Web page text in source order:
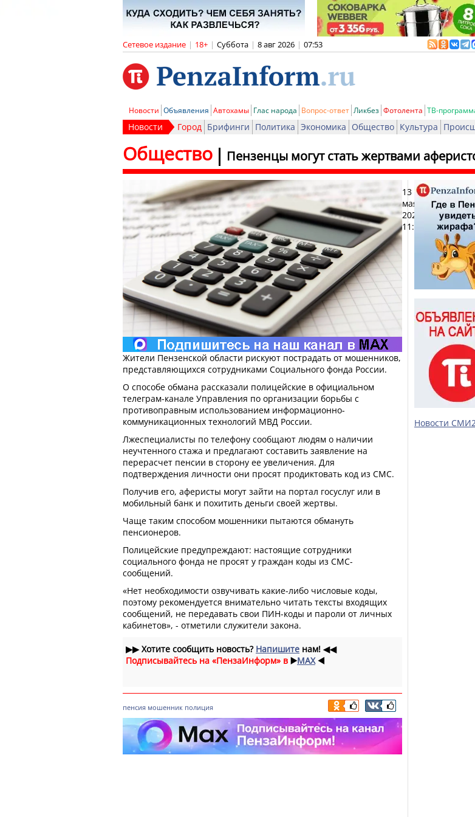
Сетевое издание | 18+ | Суббота | 8 авг 2026 | 07:53
Новости Объявления Автохамы Глас народа Вопрос-ответ Ликбез Фотолента ТВ-
Новости Город Брифинги Политика Экономика Общество Культура
Пензенцы могут стать жертвами
Общество
13
мая
2024,
11:42
Жители Пензенской области рискуют пострадать от мошенников,
представляющихся сотрудниками Социального фонда России.
О способе обмана рассказали полицейские в официальном
телеграм-канале Управления по организации борьбы с
противоправным использованием информационно-
коммуникационных технологий МВД России.
Лжеспециалисты по телефону сообщают людям о наличии
неучтенного стажа и предлагают составить заявление на
перерасчет пенсии в сторону ее увеличения. Для
подтверждения личности они просят продиктовать код из СМС.
Получив его, аферисты могут зайти на портал госуслуг или в
мобильный банк и похитить деньги своей жертвы.
Чаще таким способом мошенники пытаются обмануть
пенсионеров.
Полицейские предупреждают: настоящие сотрудники
социального фонда не просят у граждан коды из СМС-
сообщений.
«Нет необходимости озвучивать какие-либо числовые коды,
поэтому рекомендуется внимательно читать тексты входящих
сообщений, не передавать свои ПИН-коды и пароли от личных
кабинетов», - отметили служители закона.
▶▶Хотите сообщить новость? Напишите нам! ◀◀
Подписывайтесь на «ПензаИнформ» в ▶️MAX ◀️
пенсия мошенник полиция
Новости